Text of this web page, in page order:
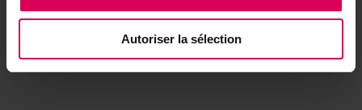
Autoriser la sélection